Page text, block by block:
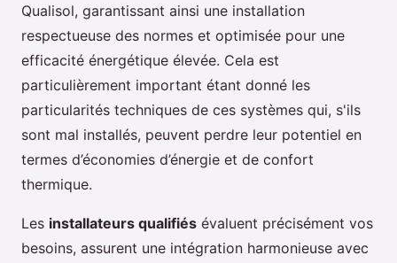
Qualisol, garantissant ainsi une installation
respectueuse des normes et optimisée pour une
efficacité énergétique élevée. Cela est
particulièrement important étant donné les
particularités techniques de ces systèmes qui, s'ils
sont mal installés, peuvent perdre leur potentiel en
termes d’économies d’énergie et de confort
thermique.
Les installateurs qualifiés évaluent précisément vos
besoins, assurent une intégration harmonieuse avec